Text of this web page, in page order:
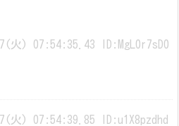
火) 07:54:35.43 ID:MgL0r7sD0
火) 07:54:39.85 ID:u1X8pzdhd